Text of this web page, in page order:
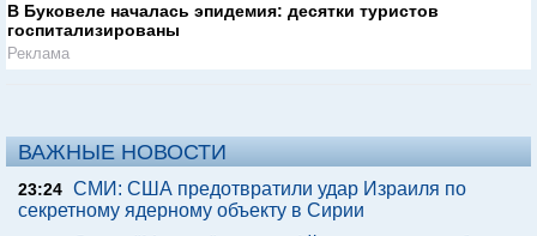
В Буковеле началась эпидемия: десятки туристов
госпитализированы
Реклама
ВАЖНЫЕ НОВОСТИ
23:24 СМИ: США предотвратили удар Израиля по
секретному ядерному объекту в Сирии